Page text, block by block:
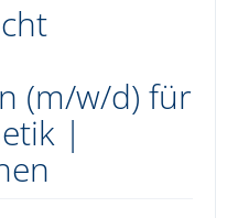
(m/w/d) für
|